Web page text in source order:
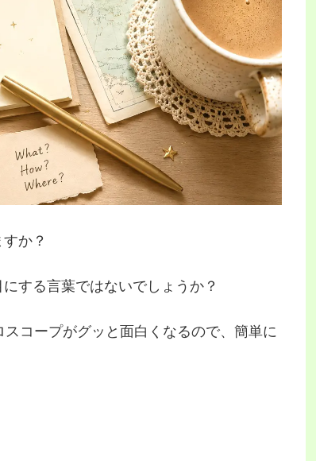
か？
する言葉ではないでしょうか？
コープがグッと面白くなるので、簡単に